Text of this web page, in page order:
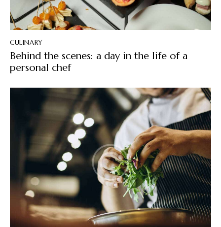
CULINARY
Behind the scenes: a day in the life of a
personal chef